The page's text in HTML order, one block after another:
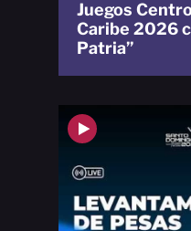
Juegos
Caribe 2026
Patria”